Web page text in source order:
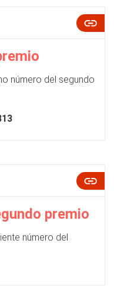
número del segundo
premio
número del